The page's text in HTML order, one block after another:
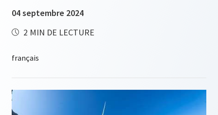
04 septembre 2024
2 MIN DE LECTURE